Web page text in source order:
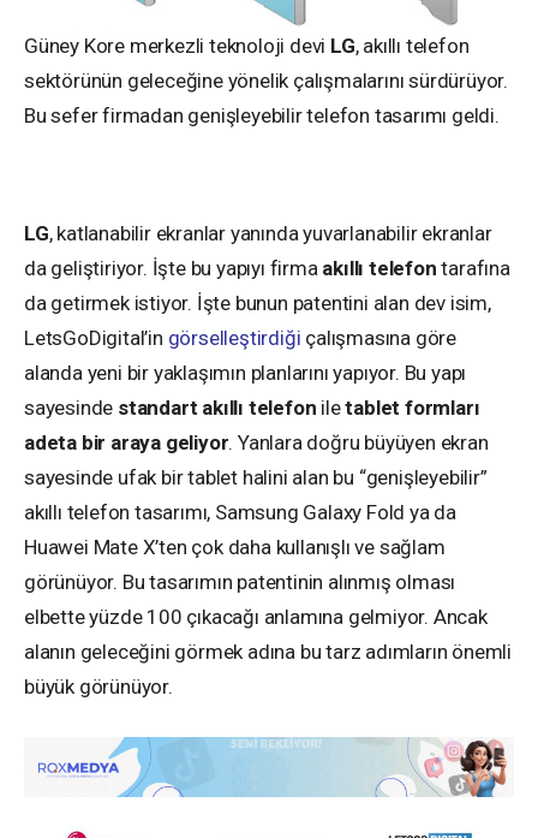
Güney Kore merkezli teknoloji devi LG, akıllı telefon
sektörünün geleceğine yönelik çalışmalarını sürdürüyor.
Bu sefer firmadan genişleyebilir telefon tasarımı geldi.
LG, katlanabilir ekranlar yanında yuvarlanabilir ekranlar
da geliştiriyor. İşte bu yapıyı firma akıllı telefon tarafına
da getirmek istiyor. İşte bunun patentini alan dev isim,
LetsGoDigital’in görselleştirdiği çalışmasına göre
alanda yeni bir yaklaşımın planlarını yapıyor. Bu yapı
sayesinde standart akıllı telefon iletablet formları
adeta bir araya geliyor. Yanlara doğru büyüyen ekran
sayesinde ufak bir tablet halini alan bu “genişleyebilir”
akıllı telefon tasarımı, Samsung Galaxy Fold ya da
Huawei Mate X’ten çok daha kullanışlı ve sağlam
görünüyor. Bu tasarımın patentinin alınmış olması
elbette yüzde 100 çıkacağı anlamına gelmiyor. Ancak
alanın geleceğini görmek adına bu tarz adımların önemli
büyük görünüyor.